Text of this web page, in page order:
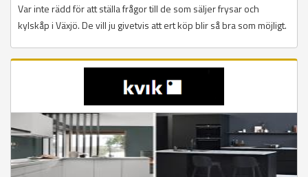
Var inte rädd för att ställa frågor till de som säljer frysar och
kylskåp i Växjö. De vill ju givetvis att ert köp blir så bra som möjligt.